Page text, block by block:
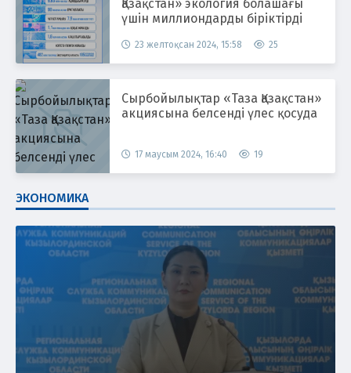
Қазақстан» экология болашағы
үшін миллиондарды біріктірді
23 желтоқсан 2024, 15:58 25
Сырбойылықтар «Таза Қазақстан»
акциясына белсенді үлес қосуда
17 маусым 2024, 16:40 19
ЭКОНОМИКА